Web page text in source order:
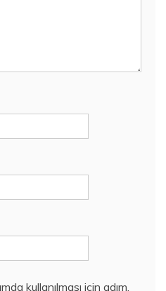
kullanılması için adım,